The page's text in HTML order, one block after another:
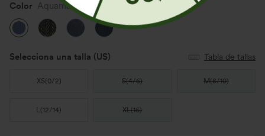
Color Aquamarine Denim
Selecciona una talla (US) Tabla de tallas
XS(0/2) S(4/6) M(8/10)
L(12/14) XL(16)